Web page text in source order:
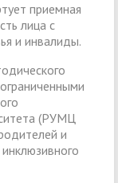
приемная
лица с
и инвалиды.
(РУМЦ
и